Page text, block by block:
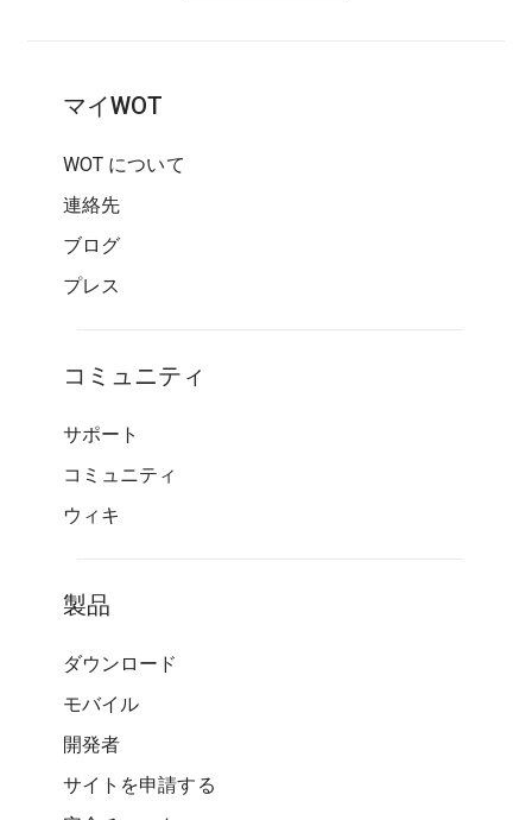
マイWOT
WOT について
連絡先
ブログ
プレス
コミュニティ
サポート
コミュニティ
ウィキ
製品
ダウンロード
モバイル
開発者
サイトを申請する